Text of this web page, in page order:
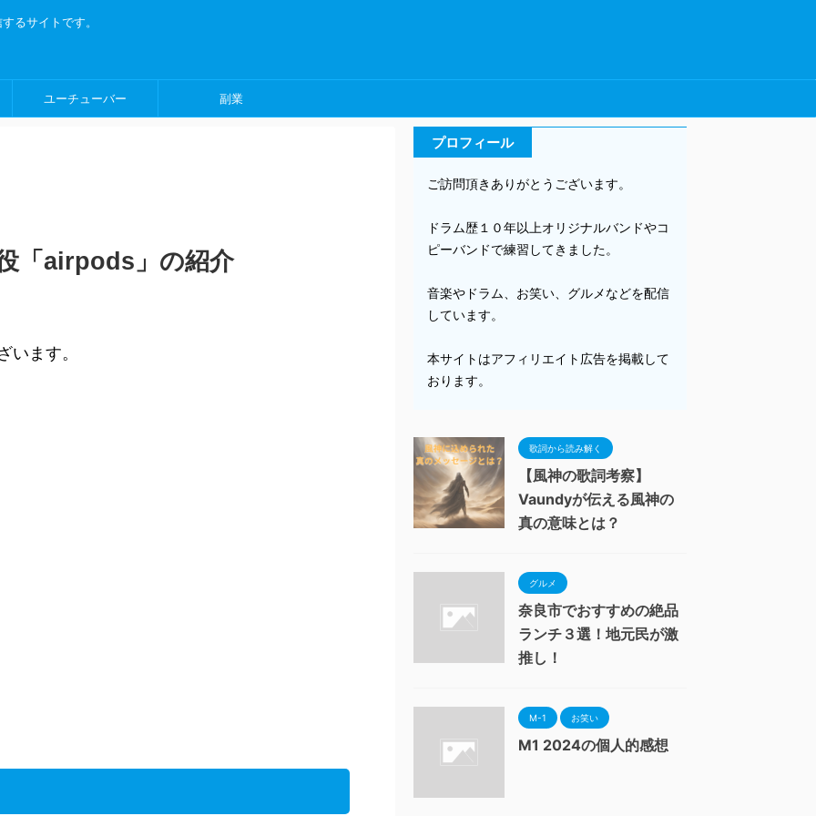
るサイトです。
ユーチューバー 副業
「airpods」の紹介
います。
プロフィール
ご訪問頂きありがとうございます。
ドラム歴１０年以上オリジナルバンドやコ
ピーバンドで練習してきました。
音楽やドラム、お笑い、グルメなどを配信
しています。
本サイトはアフィリエイト広告を掲載して
おります。
歌詞から読み解く
【風神の歌詞考察】
Vaundyが伝える風神の
真の意味とは？
グルメ
奈良市でおすすめの絶品
ランチ３選！地元民が激
推し！
M-1 お笑い
M1 2024の個人的感想